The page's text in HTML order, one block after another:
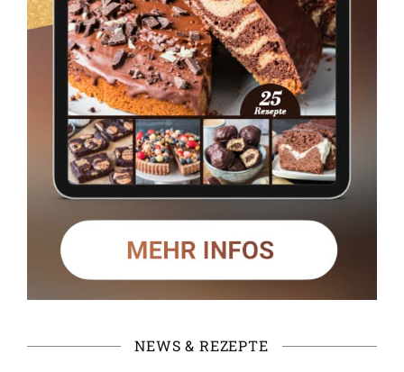
NEWS & REZEPTE